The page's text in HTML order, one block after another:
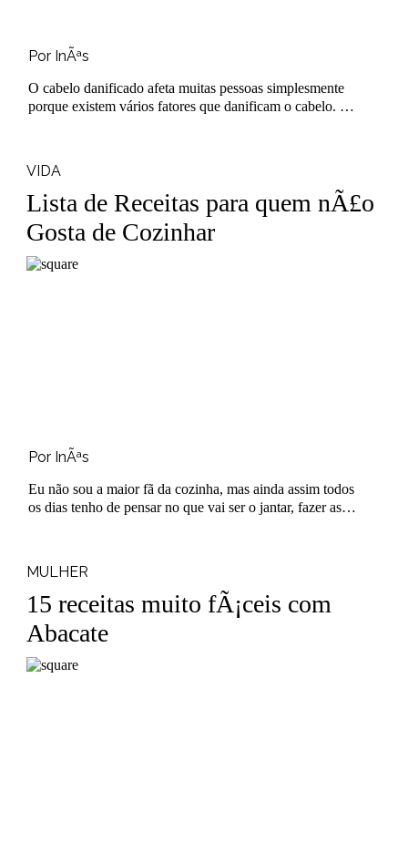
Por InÃªs
O cabelo danificado afeta muitas pessoas simplesmente
porque existem vários fatores que danificam o cabelo. A
VIDA
Lista de Receitas para quem nÃ£o
Gosta de Cozinhar
Por InÃªs
Eu não sou a maior fã da cozinha, mas ainda assim todos
os dias tenho de pensar no que vai ser o jantar, fazer as
MULHER
15 receitas muito fÃ¡ceis com
Abacate